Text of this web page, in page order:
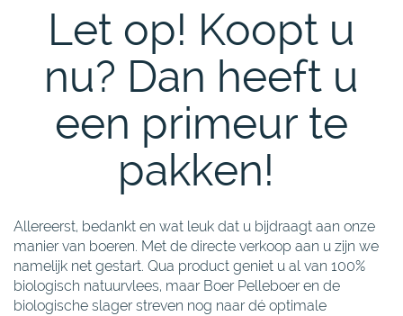
Let op! Koopt u
nu? Dan heeft u
een primeur te
pakken!
Allereerst, bedankt en wat leuk dat u bijdraagt aan onze
manier van boeren. Met de directe verkoop aan u zijn we
namelijk net gestart. Qua product geniet u al van 100%
biologisch natuurvlees, maar Boer Pelleboer en de
biologische slager streven nog naar dé optimale